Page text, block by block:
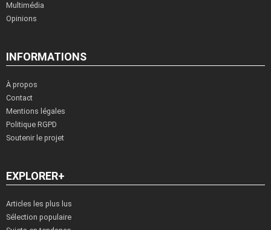
Multimédia
Opinions
INFORMATIONS
À propos
Contact
Mentions légales
Politique RGPD
Soutenir le projet
EXPLORER+
Articles les plus lus
Sélection populaire